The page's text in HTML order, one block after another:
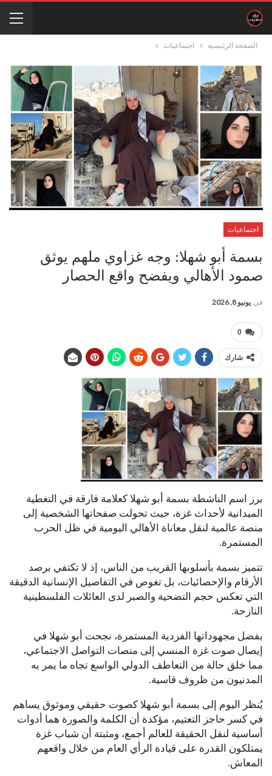
الصفحة الرئيسية اجتماعيات
اجتماعيات
بسمة أبو شهلا: وجه غزاوي ملهم يوثق
صمود الأهالي ويفضح واقع الحصار
في يونيو 8, 2026
0
شارك
برز اسم الناشطة بسمة أبو شهلا كعلامة فارقة في التغطية
الميدانية لأحداث غزة، حيث تحولت صفحاتها الشخصية إلى
منصة عالمية لنقل معاناة الأهالي اليومية في ظل الحرب
المستمرة.
تتميز بسمة بأسلوبها القريب من الناس، إذ لا تكتفي برصد
الأرقام والإحصائيات، بل تغوص في التفاصيل الإنسانية الدقيقة
التي تعكس حجم التضحية والصبر لدى العائلات الفلسطينية
النازحة.
بفضل مجهوداتها الفردية المستمرة، نجحت أبو شهلا في
إيصال صوت غزة المنسي إلى منصات التواصل الاجتماعي،
مما خلق حالة من التعاطف الدولي الواسع تجاه ما يمر به
المدنيون من ظروف قاسية.
يُنظر اليوم إلى بسمة أبو شهلا كصوت حقيقي وموثوق يساهم
في كسر حاجز التعتيم، مؤكدة أن الكلمة والصورة هما أدوات
أساسية لنقل الحقيقة للعالم أجمع، ومثبتة أن شباب غزة
يمتلكون القدرة على قيادة الرأي العام من خلال واقعهم
المعاش.